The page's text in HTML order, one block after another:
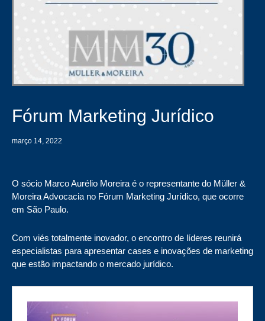
Fórum Marketing Jurídico
março 14, 2022
O sócio Marco Aurélio Moreira é o representante do Müller &
Moreira Advocacia no Fórum Marketing Jurídico, que ocorre
em São Paulo.
Com viés totalmente inovador, o encontro de líderes reunirá
especialistas para apresentar cases e inovações de marketing
que estão impactando o mercado jurídico.